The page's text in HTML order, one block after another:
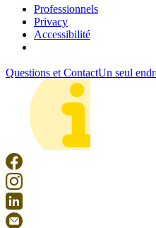
Professionnels
Privacy
Accessibilité
Questions et ContactUn seul